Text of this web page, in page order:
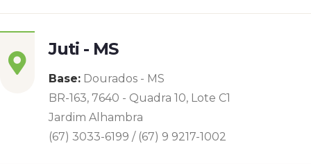
Juti - MS
Base: Dourados - MS
BR-163, 7640 - Quadra 10, Lote C1
Jardim Alhambra
(67) 3033-6199 / (67) 9 9217-1002